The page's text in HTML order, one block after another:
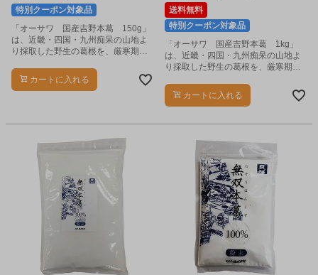
特別クーポン対象品
「オーサワ 国産吉野本葛 150g」
は、近畿・四国・九州痴呆の山地よ
り採取した野生の葛根を、厳寒期に
粉です。
カートに入れる
送料無料
特別クーポン対象品
「オーサワ 国産吉野本葛 1kg」
は、近畿・四国・九州痴呆の山地よ
り採取した野生の葛根を、厳寒期に
粉です。
カートに入れる